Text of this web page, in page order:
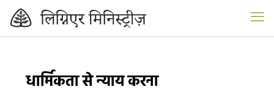
धार्मिकता से न्याय करना